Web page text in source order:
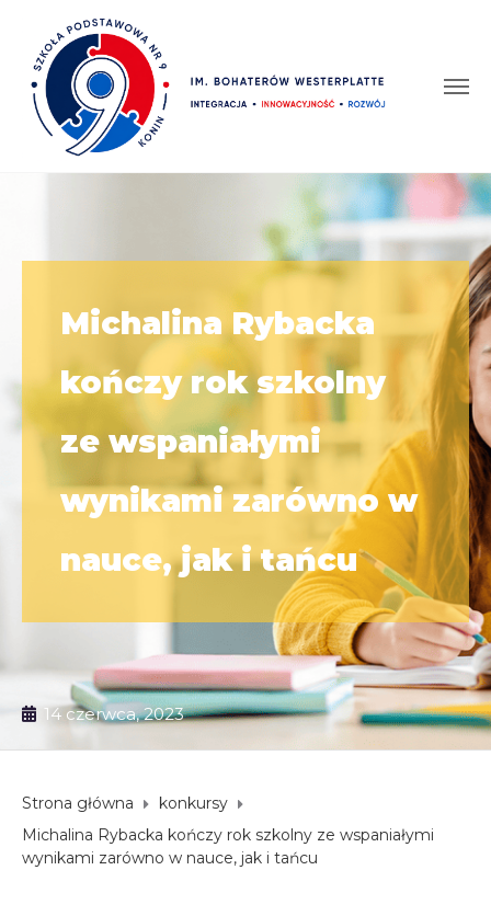
Michalina Rybacka
kończy rok szkolny
ze wspaniałymi
wynikami zarówno w
nauce, jak i tańcu
14 czerwca, 2023
Strona główna
konkursy
Michalina Rybacka kończy rok szkolny ze wspaniałymi
wynikami zarówno w nauce, jak i tańcu